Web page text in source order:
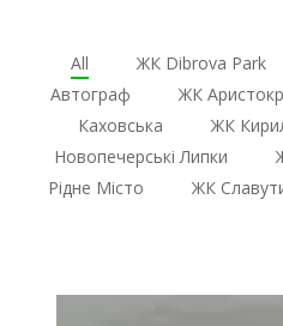
All ЖК Dibrova Park
Автограф
ЖК
Каховська
ЖК
Новопечерські Липки
Рідне Місто
ЖК